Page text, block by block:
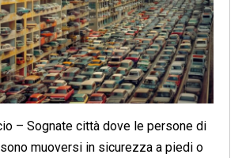
– Sognate città dove le persone di
muoversi in sicurezza a piedi o